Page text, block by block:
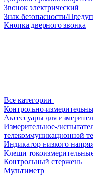
Звонок электрический
Знак безопасности/
Кнопка дверного звонка
Все категории
Контрольно-
Аксессуары для
Измерительное-/
телекоммуникационной
Индикатор низкого
Клещи
Контрольный стержень
Мультиметр